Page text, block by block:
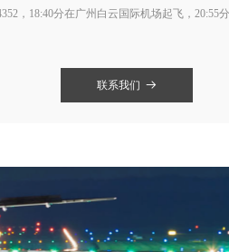
，18:40分在广州白云国际机场起飞，20:55
联系我们 뀠